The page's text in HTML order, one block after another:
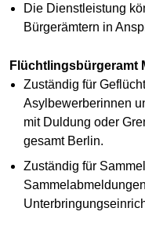
Die Dienstleistung
Bürgerämtern in
Flüchtlingsbürgeramt
Zuständig für
Asylbewerberinnen
mit Duldung oder
gesamt Berlin.
Zuständig für